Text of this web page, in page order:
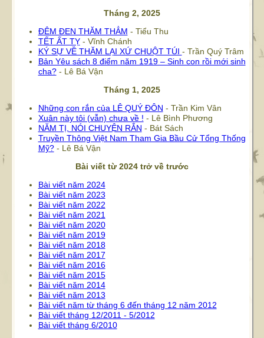
Tháng 2, 2025
ĐÊM ĐEN THĂM THẲM - Tiểu Thu
TẾT ẤT TỴ- Vĩnh Chánh
KÝ SỰ VỀ THĂM LẠI XỨ CHUỘT TÚI - Trần Quý Trâm
Bản Yêu sách 8 điểm năm 1919 – Sinh con rồi mới sinh
cha?- Lê Bá Vận
Tháng 1, 2025
Những con rắn của LÊ QUÝ ĐÔN - Trần Kim Vân
Xuân này tôi (vẫn) chưa về ! - Lê Bình Phương
NĂM TỊ, NÓI CHUYỆN RẮN - Bát Sách
Truyền Thông Việt Nam Tham Gia Bầu Cử Tổng Thống
Mỹ?- Lê Bá Vận
Bài viết từ 2024 trở về trước
Bài viết năm 2024
Bài viết năm 2023
Bài viết năm 2022
Bài viết năm 2021
Bài viết năm 2020
Bài viết năm 2019
Bài viết năm 2018
Bài viết năm 2017
Bài viết năm 2016
Bài viết năm 2015
Bài viết năm 2014
Bài viết năm 2013
Bài viết năm từ tháng 6 đến tháng 12 năm 2012
Bài viết tháng 12/2011 - 5/2012
Bài viết tháng 6/2010